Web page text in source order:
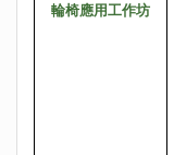
輪椅應用工作坊